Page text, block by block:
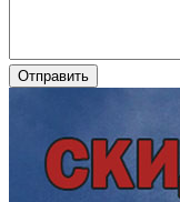
Отправить